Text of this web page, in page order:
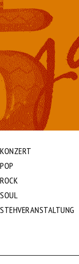
KONZERT
POP
ROCK
SOUL
STEHVERANSTALTUNG